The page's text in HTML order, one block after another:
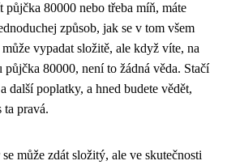
půjčka 80000 nebo třeba míň, máte
způsob, jak se v tom všem
vypadat složitě, ale když víte, na
půjčka 80000, není to žádná věda. Stačí
další poplatky, a hned budete vědět,
ta pravá.
se může zdát složitý, ale ve skutečnosti